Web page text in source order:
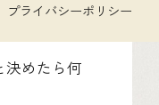
プライバシーポリシー
決めたら何